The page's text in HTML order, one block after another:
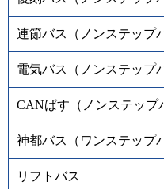
連節バス（ノンステップ
電気バス（ノンステップ
CANばす（ノンステップ
神都バス（ワンステップ
リフトバス